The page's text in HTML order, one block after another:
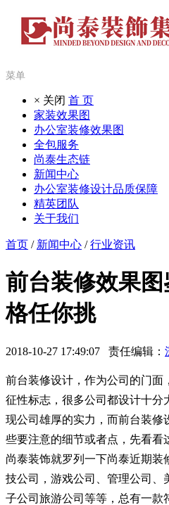
菜单
× 关闭 首 页
家装效果图
办公室装修效果图
全包服务
尚泰生态链
新闻中心
办公室装修设计品质保障
精英团队
关于我们
首页 / 新闻中心 /行业资讯
前台装修效果
格任你挑
2018-10-27 17:49:07 责任编辑：
前台装修设计，作为公司的门面
征性标志，很多公司都设计十分
现公司雄厚的实力，而前台装修
些要注意的细节或者点，先看看
尚泰装饰就罗列一下尚泰近期
技公司，游戏公司、管理公司、
子公司旅游公司等等，总有一款